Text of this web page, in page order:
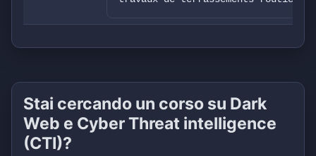
Stai cercando un corso su Dark
Web e Cyber Threat intelligence
(CTI)?